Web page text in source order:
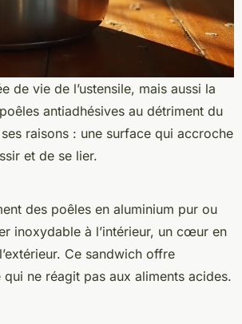
de vie de l’ustensile, mais aussi la
antiadhésives au détriment du
raisons : une surface qui accroche
et de se lier.
des poêles en aluminium pur ou
inoxydable à l’intérieur, un cœur en
Ce sandwich offre
ne réagit pas aux aliments acides.